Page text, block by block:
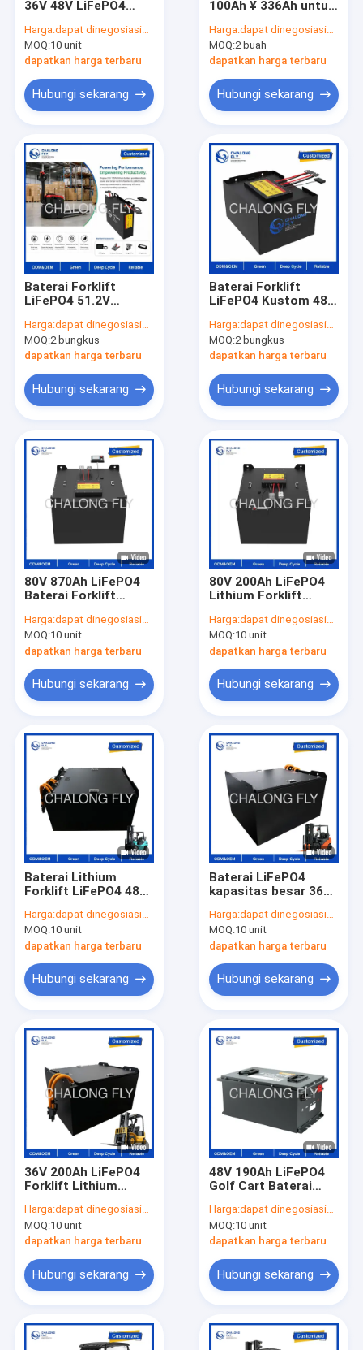
36V 48V LiFePO4
Packs Mesin
Pembersih Lantai
Golf Cart Mobil
Harga:dapat dinegosiasikan
MOQ:10 unit
dapatkan harga terbaru
Hubungi sekarang
100Ah ¥ 336Ah untuk
Stacker
Harga:dapat dinegosiasikan
MOQ:2 buah
dapatkan harga terbaru
Hubungi sekarang
Baterai Forklift
LiFePO4 51.2V
560Ah dengan Smart
BMS
Harga:dapat dinegosiasikan
MOQ:2 bungkus
dapatkan harga terbaru
Hubungi sekarang
Baterai Forklift
LiFePO4 Kustom 48V
Cerdas untuk Forklift
Listrik
Harga:dapat dinegosiasikan
MOQ:2 bungkus
dapatkan harga terbaru
Hubungi sekarang
80V 870Ah LiFePO4
Baterai Forklift
69,6 kWh dan Garansi
5 Tahun untuk
Penggunaan Industri
Harga:dapat dinegosiasikan
MOQ:10 unit
dapatkan harga terbaru
Hubungi sekarang
80V 200Ah LiFePO4
Lithium Forklift
siklus hidup dan
perlindungan IP65
Harga:dapat dinegosiasikan
MOQ:10 unit
dapatkan harga terbaru
Hubungi sekarang
Baterai Lithium
Forklift LiFePO4 48V
Pakai 6000, Tahan Air
IP54, dan
Pemantauan
Bluetooth
Harga:dapat dinegosiasikan
MOQ:10 unit
dapatkan harga terbaru
Hubungi sekarang
Baterai LiFePO4
kapasitas besar 36V
siklus 6000+ dan
tahan air IP67 untuk
Forklift Multi-Shift
Harga:dapat dinegosiasikan
MOQ:10 unit
dapatkan harga terbaru
Hubungi sekarang
36V 200Ah LiFePO4
Forklift Lithium
6000+ Cycle Life IP67
Waterproof dan Fast
Charging untuk
Harga:dapat dinegosiasikan
MOQ:10 unit
dapatkan harga terbaru
Hubungi sekarang
48V 190Ah LiFePO4
Golf Cart Baterai
9,12kWh Kapasitas
Tinggi dan IP65
Waterproof
Harga:dapat dinegosiasikan
MOQ:10 unit
dapatkan harga terbaru
Hubungi sekarang